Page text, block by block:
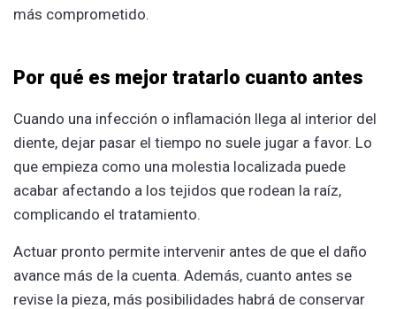
más comprometido.
Por qué es mejor tratarlo cuanto antes
Cuando una infección o inflamación llega al interior del
diente, dejar pasar el tiempo no suele jugar a favor. Lo
que empieza como una molestia localizada puede
acabar afectando a los tejidos que rodean la raíz,
complicando el tratamiento.
Actuar pronto permite intervenir antes de que el daño
avance más de la cuenta. Además, cuanto antes se
revise la pieza, más posibilidades habrá de conservar